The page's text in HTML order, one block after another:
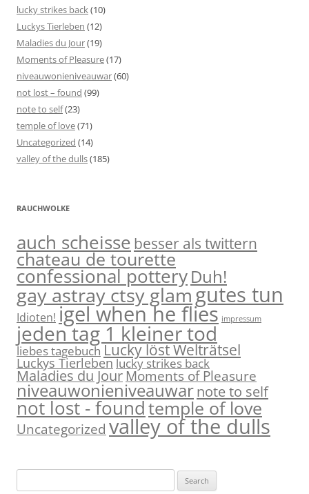
lucky strikes back(10)
Luckys Tierleben (12)
Maladies du Jour(19)
Moments of Pleasure(17)
niveauwonieniveauwar(60)
not lost – found (99)
note to self(23)
temple of love(71)
Uncategorized (14)
valley of the dulls(185)
RAUCHWOLKE
auch scheisse besser als twittern
chateau de tourette
confessional potteryDuh!
gay astray ctsy glamgutes tun
Idioten! igel when he flies impressum
jeden tag 1 kleiner tod
liebes tagebuch Lucky löst Welträtsel
Luckys Tierlebenlucky strikes back
Maladies du Jour Moments of Pleasure
niveauwonieniveauwarnote to self
not lost - foundtemple of love
Uncategorized valley of the dulls